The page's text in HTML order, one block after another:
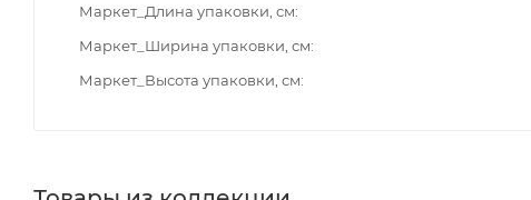
Маркет_Длина упаковки, см
Маркет_Ширина упаковки, см
Маркет_Высота упаковки, см